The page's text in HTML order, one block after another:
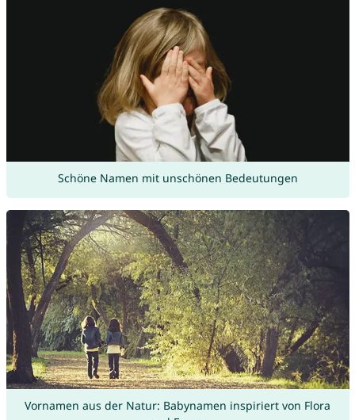
Schöne Namen mit unschönen Bedeutungen
Vornamen aus der Natur: Babynamen inspiriert von Flora